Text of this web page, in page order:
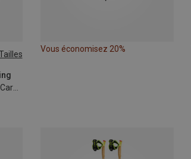
Vous économisez 20%